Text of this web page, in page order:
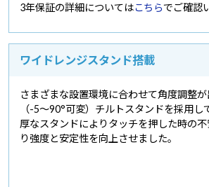
3年保証の詳細についてはこちらでご確認
ワイドレンジスタンド搭載
さまざまな設置環境に合わせて角度調整
（-5～90°可変）チルトスタンドを採用し
厚なスタンドによりタッチを押した時の
り強度と安定性を向上させました。